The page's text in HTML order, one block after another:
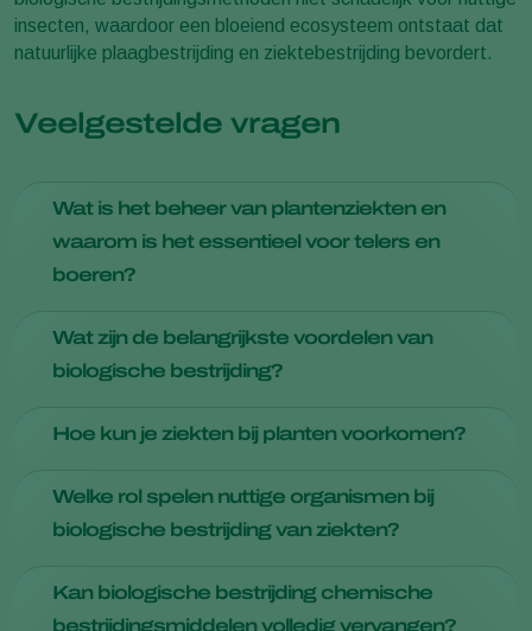
insecten, waardoor een bloeiend ecosysteem ontstaat dat
natuurlijke plaagbestrijding en ziektebestrijding bevordert.
Veelgestelde vragen
Wat is het beheer van plantenziekten en
waarom is het essentieel voor telers en
boeren?
ziekten in gewassen te voorkomen, te identificeren en te
behandelen. Het is van cruciaal belang om gezonde oogsten
minimaliseren.
Wat zijn de belangrijkste voordelen van
biologische bestrijding?
milieubelasting, behoud van nuttige organismen en
Hoe kun je ziekten bij planten voorkomen?
ziekteresistente variëteiten en het gezond houden van de
grond met de juiste voedingsstoffen en drainage kunnen
Welke rol spelen nuttige organismen bij
biologische bestrijding van ziekten?
bacteriestammen en schimmels, werken als antagonisten
Kan biologische bestrijding chemische
bestrijdingsmiddelen volledig vervangen?